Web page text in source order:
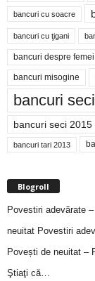
bancuri cu soacre
bancuri cu ţigani
bancuri despre femei
bancuri misogine
bancuri seci
bancuri seci 2015
bancuri tari 2013
Blogroll
Povestiri adevărate
neuitat Povestiri
Povești de neuitat –
Ştiaţi că…